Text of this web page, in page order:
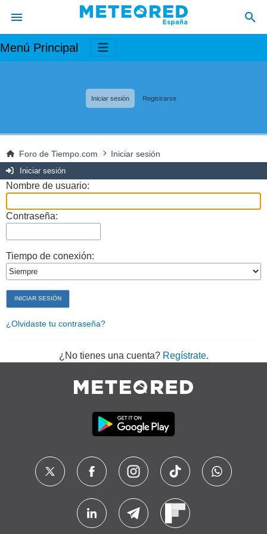
Menú Principal
Iniciar sesión Registrarse
Foro de Tiempo.com Iniciar sesión
Iniciar sesión
Nombre de usuario:
Contraseña:
Tiempo de conexión:
¿Olvidaste tu contraseña?
¿No tienes una cuenta? Regístrate.